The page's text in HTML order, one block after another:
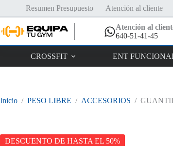
Resumen Presupuesto Atención al cliente
Atención al
640-51-41-45
CROSSFIT ENT
Inicio / PESO LIBRE / ACCESORIOS /
DESCUENTO DE HASTA EL 50%